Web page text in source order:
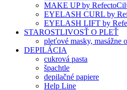
MAKE UP by
EYELASH CURL by
EYELASH LIFT by
STAROSTLIVOSŤ O PLEŤ
pleťové masky, masážne
DEPILÁCIA
cukrová pasta
špachtle
depilačné papiere
Help Line